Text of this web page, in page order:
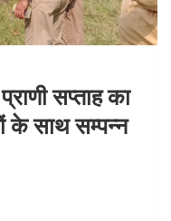
सप्ताह का
के साथ सम्पन्न